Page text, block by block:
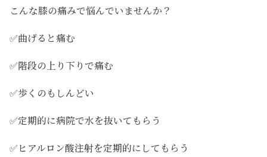
こんな膝の痛みで悩んでいませんか？
✅曲げると痛む
✅階段の上り下りで痛む
✅歩くのもしんどい
✅定期的に病院で水を抜いてもらう
✅ヒアルロン酸注射を定期的にしてもらう